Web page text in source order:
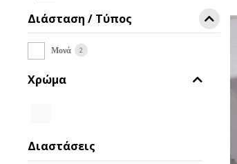
Διάσταση / Τύπος
Μονά 2
Χρώμα
Διαστάσεις